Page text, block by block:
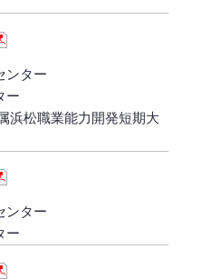
ンター
ー
浜松職業能力開発短期大
ンター
ー